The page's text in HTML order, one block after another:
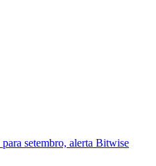
setembro, alerta Bitwise